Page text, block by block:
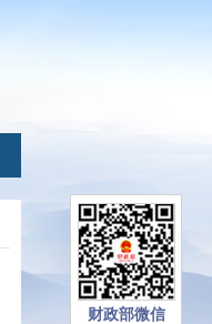
财政部微信